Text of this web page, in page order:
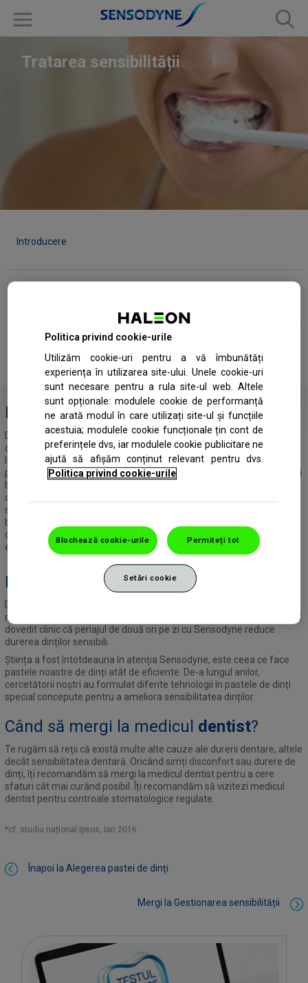
Tratarea sensibilității
Introducere
Tu și Dentistul tău
Rolulmedicului tău dentist
Doar un medic dentist poate confirma dacă suferi de sensibilitate
dentară. Dacă te confrunți cu probleme dentare, consultă
întotdeauna medicul dentist pentru sfaturi. El te poate consilia cu
privire la rutina de îngrijire orală cea mai potrivită pentru tine, cea mai
bună tehnică a periajului, cât de des și când să îți periezi dinții. În
cazul în care consideri că ești expus riscului eroziunii acide, cere
sfatul dentistului, de exemplu, cum să consumi alimente acide și
băuturi din dieta modernă. Poți încerca, de asemenea, o pastă de
dinți special concepută pentru a ajuta la protecția dinților împotriva
eroziunii acide, cum ar fi Sensodyne Pronamel.
De ce recomandăSensodyne experții?
De când s-a lansat în 1961, Sensodyne a devenit marca numărul 1
recomandată de medicii dentiști* pentru sensibilitatea dinților. A fost
dovedit clinic că periajul de două ori pe zi cu Sensodyne reduce
durerea dinților sensibili.
Știința a fost întotdeauna în atenția Sensodyne, este ceea ce face
pastele noastre de dinți atât de eficiente. De-a lungul anilor,
cercetătorii noștri au formulat diferite tehnologii în pastele de dinți
special concepute pentru a ameliora sensibilitatea dinților.
Când să mergi la medicul dentist?
Te rugăm să reții că există multe alte cauze ale durerii dentare, altele
decât sensibilitatea dentară. Oricând simți disconfort sau durere de
dinți, îți recomandăm să mergi la medicul dentist pentru a cere
sfaturi cât mai curând posibil. Îți recomandăm să vizitezi medicul
dentist pentru controale stomatologice regulate.
*cf. studiu național Ipsos, Ian 2016
Înapoi la Alegerea pastei de dinți
Mergi la Gestionarea sensibilității
Politica privind cookie-urile
Utilizăm cookie-uri pentru a vă îmbunătăți
experiența în utilizarea site-ului. Unele cookie-uri
sunt necesare pentru a rula site-ul web. Altele
sunt opționale: modulele cookie de performanță
ne arată modul în care utilizați site-ul și funcțiile
acestuia; modulele cookie funcționale țin cont de
preferințele dvs, iar modulele cookie publicitare ne
ajută să afișăm conținut relevant pentru dvs.
Politica privind cookie-urile
Blochează cookie-urile Permiteți tot
Setări cookie